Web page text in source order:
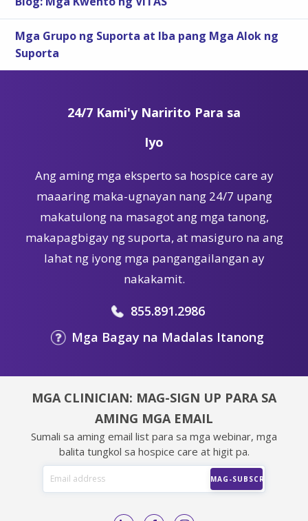
Mga Grupo ng Suporta at Iba pang Mga Alok ng
Suporta
24/7 Kami'y Naririto Para sa
Iyo
Ang aming mga eksperto sa hospice care ay
maaaring maka-ugnayan nang 24/7 upang
makatulong na masagot ang mga tanong,
makapagbigay ng suporta, at masiguro na ang
lahat ng iyong mga pangangailangan ay
nakakamit.
855.891.2986
Mga Bagay na Madalas Itanong
MGA CLINICIAN: MAG-SIGN UP PARA SA
AMING MGA EMAIL
Sumali sa aming email list para sa mga webinar, mga
balita tungkol sa hospice care at higit pa.